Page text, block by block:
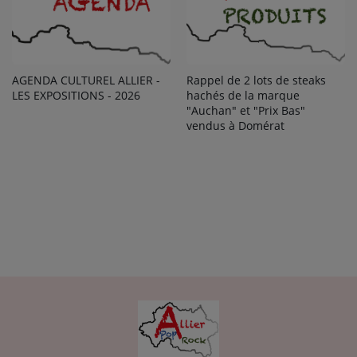
AGENDA CULTUREL ALLIER -
LES EXPOSITIONS - 2026
Rappel de 2 lots de steaks
hachés de la marque
"Auchan" et "Prix Bas"
vendus à Domérat